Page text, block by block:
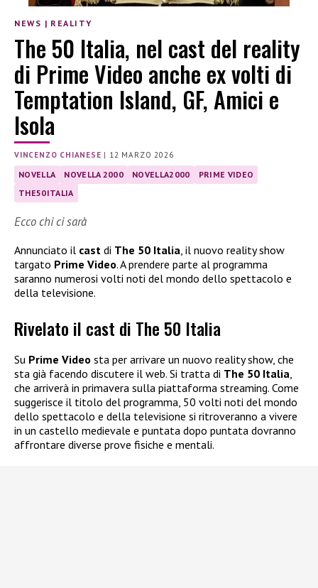
NEWS | REALITY
The 50 Italia, nel cast del reality
di Prime Video anche ex volti di
Temptation Island, GF, Amici e
Isola
VINCENZO CHIANESE | 12 MARZO 2026
NOVELLA NOVELLA 2000 NOVELLA2000
PRIME VIDEO
THE50ITALIA
Ecco chi ci sarà
Annunciato il cast di The 50 Italia , il nuovo reality show
targato Prime Video. A prendere parte al programma
saranno numerosi volti noti del mondo dello spettacolo e
della televisione.
Rivelato il cast di The 50 Italia
Su Prime Video sta per arrivare un nuovo reality show, che
sta già facendo discutere il web. Si tratta di The 50 Italia,
che arriverà in primavera sulla piattaforma streaming. Come
suggerisce il titolo del programma, 50 volti noti del mondo
dello spettacolo e della televisione si ritroveranno a vivere
in un castello medievale e puntata dopo puntata dovranno
affrontare diverse prove fisiche e mentali.